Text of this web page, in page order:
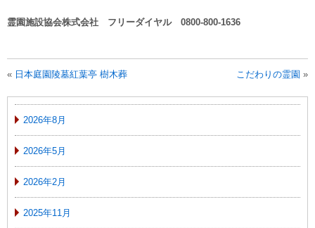
霊園施設協会株式会社 フリーダイヤル 0800-800-1636
« 日本庭園陵墓紅葉亭 樹木葬 こだわりの霊園 »
2026年8月
2026年5月
2026年2月
2025年11月